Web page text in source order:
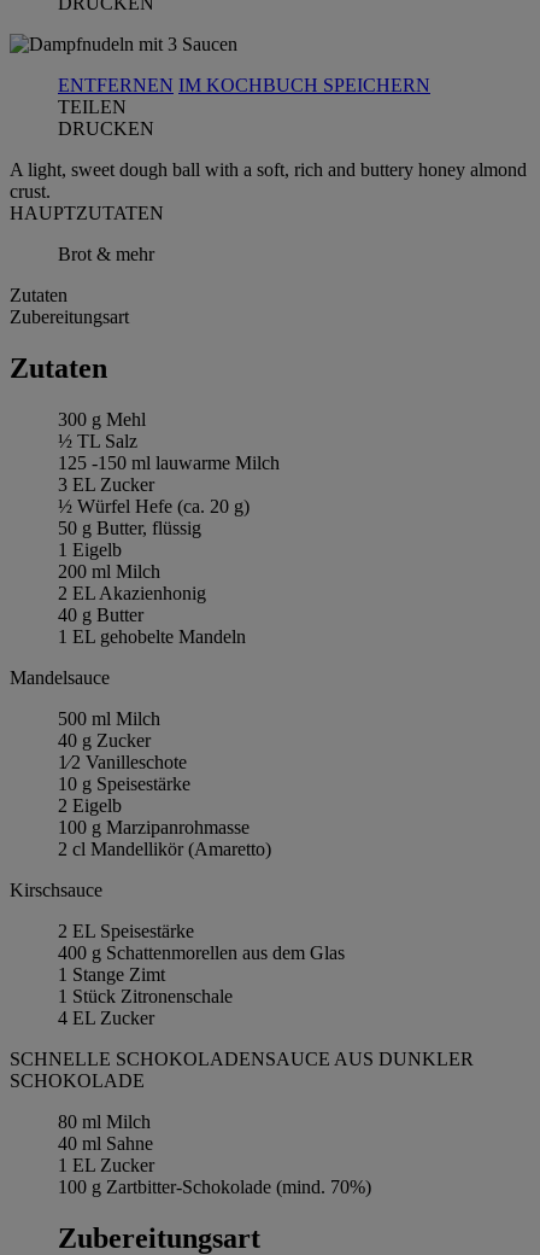
ENTFERNEN IM KOCHBUCH SPEICHERN
TEILEN
DRUCKEN
A light, sweet dough ball with a soft, rich and buttery honey almond
crust.
HAUPTZUTATEN
Brot & mehr
Zutaten
Zubereitungsart
Zutaten
300 g Mehl
½ TL Salz
125 -150 ml lauwarme Milch
3 EL Zucker
½ Würfel Hefe (ca. 20 g)
50 g Butter, flüssig
1 Eigelb
200 ml Milch
2 EL Akazienhonig
40 g Butter
1 EL gehobelte Mandeln
Mandelsauce
500 ml Milch
40 g Zucker
1⁄2 Vanilleschote
10 g Speisestärke
2 Eigelb
100 g Marzipanrohmasse
2 cl Mandellikör (Amaretto)
Kirschsauce
2 EL Speisestärke
400 g Schattenmorellen aus dem Glas
1 Stange Zimt
1 Stück Zitronenschale
4 EL Zucker
SCHNELLE SCHOKOLADENSAUCE AUS DUNKLER
SCHOKOLADE
80 ml Milch
40 ml Sahne
1 EL Zucker
100 g Zartbitter-Schokolade (mind. 70%)
Zubereitungsart